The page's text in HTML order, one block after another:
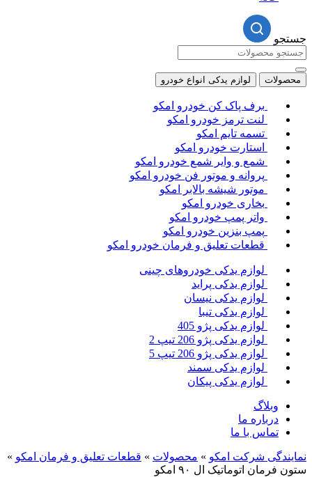
لوازم یدکی انواع خودرو
برف پاک کن خودرو امکو
لنت ترمز خودرو امکو
تسمه تایم امکو
استارت خودرو امکو
شمع و وایر شمع خودرو امکو
پروانه و موتور فن خودرو امکو
موتور شیشه بالابر امکو
بخاری خودرو امکو
واتر پمپ خودرو امکو
پمپ بنزین خودرو امکو
قطعات تعلیق و فرمان خودرو امکو
لوازم یدکی خودروهای چینی
لوازم یدکی پراید
لوازم یدکی نیسان
لوازم یدکی تیبا
لوازم یدکی پژو 405
لوازم یدکی پژو 206 تیپ 2
لوازم یدکی پژو 206 تیپ 5
لوازم یدکی سمند
لوازم یدکی پیکان
ما
با ما
شرکت امکو »محصولات»قطعات تعلیق و فرمان امکو »
اتوماتیک ال ۹۰ امکو